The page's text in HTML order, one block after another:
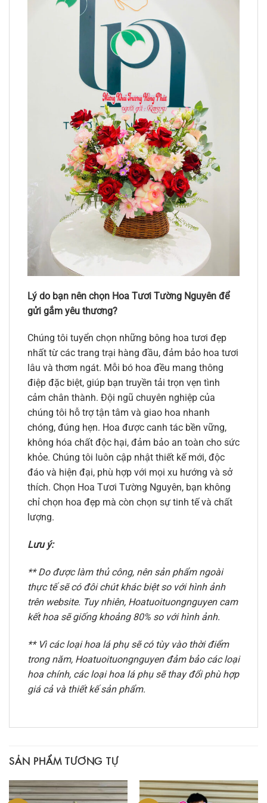
Lý do bạn nên chọn Hoa Tươi Tường Nguyên để
gửi gắm yêu thương?
Chúng tôi tuyển chọn những bông hoa tươi đẹp
nhất từ các trang trại hàng đầu, đảm bảo hoa tươi
lâu và thơm ngát. Mỗi bó hoa đều mang thông
điệp đặc biệt, giúp bạn truyền tải trọn vẹn tình
cảm chân thành. Đội ngũ chuyên nghiệp của
chúng tôi hỗ trợ tận tâm và giao hoa nhanh
chóng, đúng hẹn. Hoa được canh tác bền vững,
không hóa chất độc hại, đảm bảo an toàn cho sức
khỏe. Chúng tôi luôn cập nhật thiết kế mới, độc
đáo và hiện đại, phù hợp với mọi xu hướng và sở
thích. Chọn Hoa Tươi Tường Nguyên, bạn không
chỉ chọn hoa đẹp mà còn chọn sự tinh tế và chất
lượng.
Lưu ý:
** Do được làm thủ công, nên sản phẩm ngoài
thực tế sẽ có đôi chút khác biệt so với hình ảnh
trên website. Tuy nhiên, Hoatuoituongnguyen cam
kết hoa sẽ giống khoảng 80% so với hình ảnh.
** Vì các loại hoa lá phụ sẽ có tùy vào thời điểm
trong năm, Hoatuoituongnguyen đảm bảo các loại
hoa chính, các loại hoa lá phụ sẽ thay đổi phù hợp
giá cả và thiết kế sản phẩm.
SẢN PHẨM TƯƠNG TỰ